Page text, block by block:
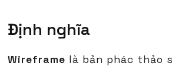
Định nghĩa
Wireframe là bản phác thảo